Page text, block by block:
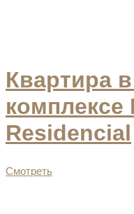
Квартира
комплексе
Residencial
Смотреть